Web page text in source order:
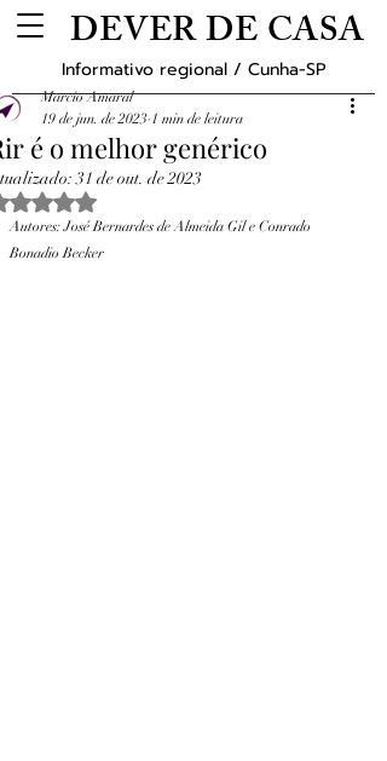
DEVER DE CASA
Informativo regional / Cunha-SP
é o melhor genérico
Marcio Amaral
19 de jun. de 2023 1 min de leitura
31 de out. de 2023
Avaliado com NaN de 5 estrelas.
Autores: José Bernardes de Almeida Gil e Conrado
Bonadio Becker